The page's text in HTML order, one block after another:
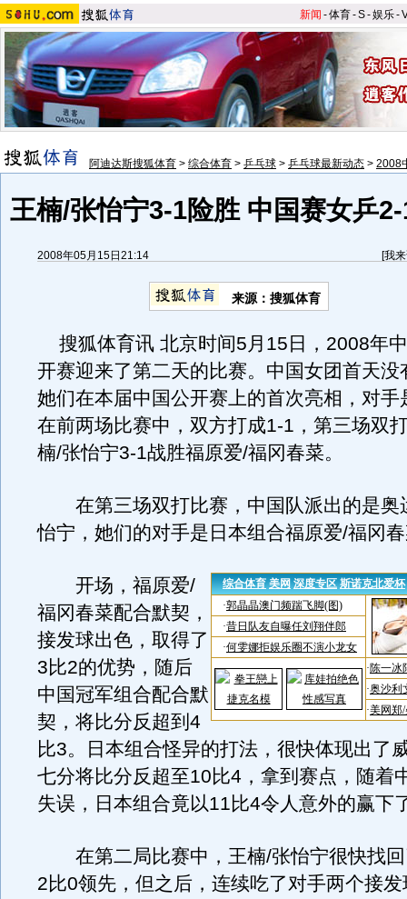
新闻 -体育-S-娱乐-
阿迪达斯搜狐体育 > 综合体育 > 乒乓球 > 乒乓球最新动态 > 2008
王楠/张怡宁3-1险胜 中国赛女乒
2008年05月15日21:14 [我
来源：搜狐体育
搜狐体育讯 北京时间5月15日，2008年
开赛迎来了第二天的比赛。中国女团首天没
她们在本届中国公开赛上的首次亮相，对手
在前两场比赛中，双方打成1-1，第三场双
楠/张怡宁3-1战胜福原爱/福冈春菜。
在第三场双打比赛，中国队派出的是奥
怡宁，她们的对手是日本组合福原爱/福冈
开场，福原爱/
福冈春菜配合默契，
接发球出色，取得了
3比2的优势，随后
中国冠军组合配合默
契，将比分反超到4
比3。日本组合怪异的打法，很快体现出了
七分将比分反超至10比4，拿到赛点，随着
失误，日本组合竟以11比4令人意外的赢下
在第二局比赛中，王楠/张怡宁很快找回
2比0领先，但之后，连续吃了对手两个接